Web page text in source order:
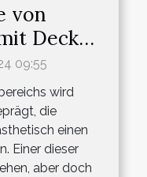
von
Deckel
09:55
wird
die
einen
Einer dieser
aber doch